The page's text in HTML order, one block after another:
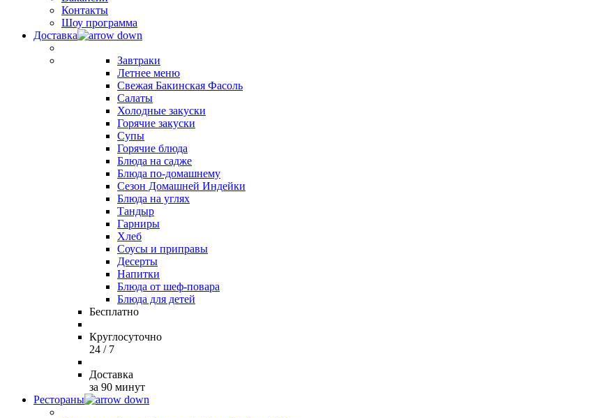
Контакты
Шоу программа
Доставка
Завтраки
Летнее меню
Свежая Бакинская Фасоль
Салаты
Холодные закуски
Горячие закуски
Супы
Горячие блюда
Блюда на садже
Блюда по-домашнему
Сезон Домашней Индейки
Блюда на углях
Тандыр
Гарниры
Хлеб
Соусы и приправы
Десерты
Напитки
Блюда от шеф-повара
Блюда для детей
Бесплатно
Круглосуточно
24 / 7
Доставка
за 90 минут
Рестораны